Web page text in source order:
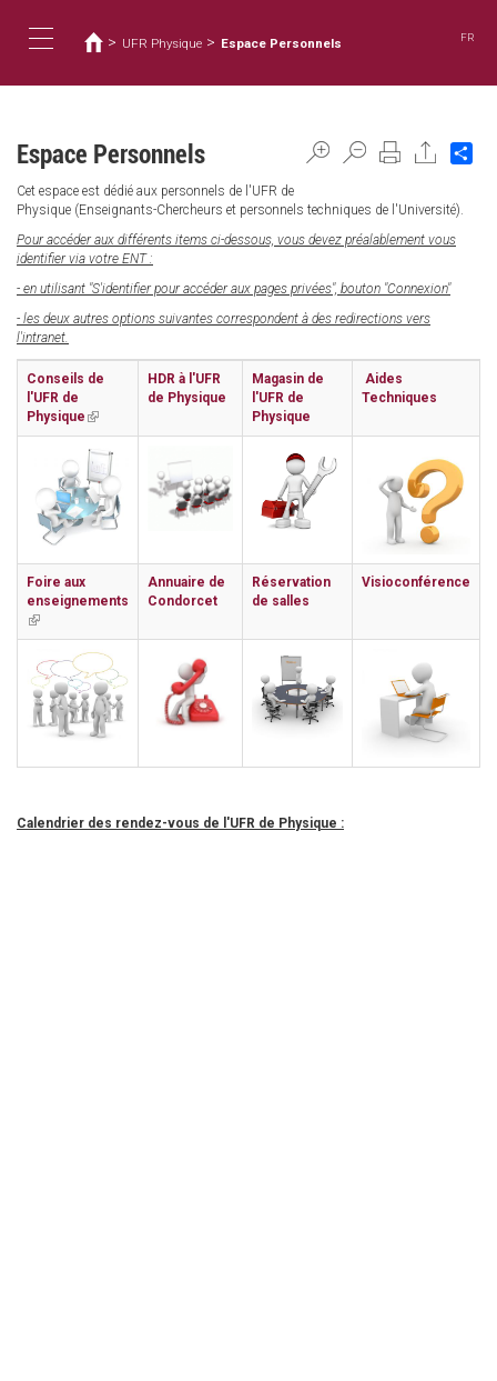
contenido
navigation
está
aquí
> UFR Physique > Espace Personnels FR
Espace Personnels
Cet espace est dédié aux personnels de l'UFR de
Physique (Enseignants-Chercheurs et personnels techniques de l'Université).
Pour accéder aux différents items ci-dessous, vous devez préalablement vous
identifier via votre ENT :
- en utilisant "S'identifier pour accéder aux pages privées", bouton "Connexion"
- les deux autres options suivantes correspondent à des redirections vers
l'intranet.
Conseils de
l'UFR de
Physique (link
is
external)
HDR à l'UFR
de Physique
Magasin de
l'UFR de
Physique
Aides
Techniques
Foire aux
enseignements
(link
is
external)
Annuaire de
Condorcet
Réservation
de salles
Visioconférence
Calendrier des rendez-vous de l'UFR de Physique :